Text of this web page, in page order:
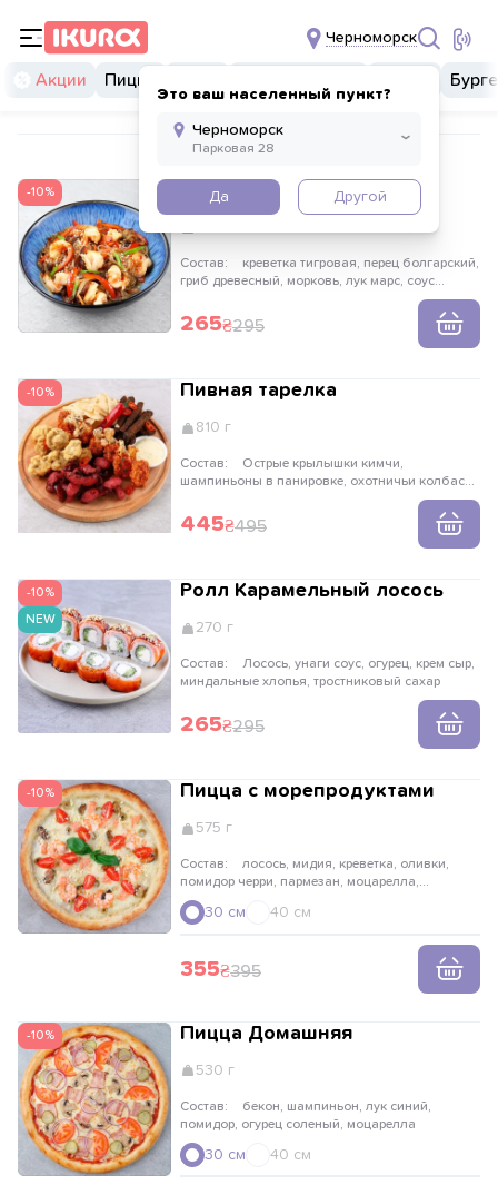
Черноморск
Это ваш населенный пункт?
Да Другой
Акции Пицца
-10% Фунчоза с креветкой
Состав:
гриб древесный, морковь, лук марс, соус
терияки, соус свит чили, лапша фунчоза, лук
зеленый, кунжут
265 295
-10% Пивная тарелка
810 г
Состав:
шампиньоны в панировке, охотничьи колбаски
фри, чесночные гренки, лаваш фри, соус
чесночный
445 495
-10%
NEW
Ролл Карамельный лосось
270 г
Состав:
миндальные хлопья, тростниковый сахар
265 295
-10% Пицца с морепродуктами
575 г
Состав:
помидор черри, пармезан, моцарелла,
сливочный соус, базилик
30 см 40 см
355 395
-10% Пицца Домашняя
530 г
Состав:
помидор, огурец соленый, моцарелла
30 см 40 см